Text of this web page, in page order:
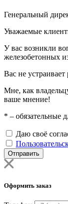
Генеральный
Уважаемые
У вас возникли
железобетонных
Вас не
Мне, как
ваше мнение!
* – обязательные
Даю своё
Отправить
Оформить заказ